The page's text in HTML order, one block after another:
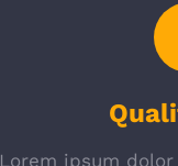
Lorem ipsum